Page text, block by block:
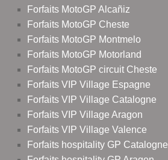
Forfaits MotoGP Alcañiz
Forfaits MotoGP Cheste
Forfaits MotoGP Montmelo
Forfaits MotoGP Motorland
Forfaits MotoGP circuit Cheste
Forfaits VIP Village Espagne
Forfaits VIP Village Catalogne
Forfaits VIP Village Aragon
Forfaits VIP Village Valence
Forfaits hospitality GP Catalogne